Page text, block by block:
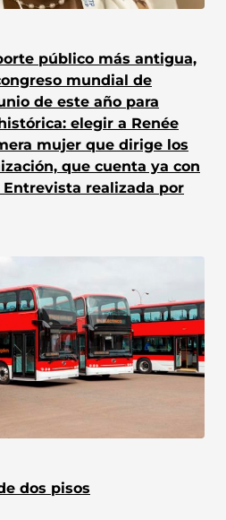
público más antigua,
mundial de
de este año para
elegir a Renée
mujer que dirige los
que cuenta ya con
Entrevista realizada por
dos pisos